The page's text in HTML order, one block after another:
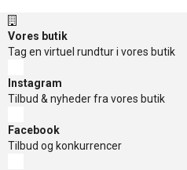
Vores butik
Tag en virtuel rundtur i vores butik
Instagram
Tilbud & nyheder fra vores butik
Facebook
Tilbud og konkurrencer